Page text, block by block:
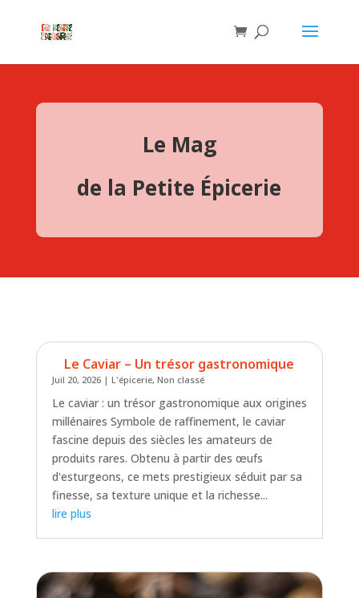
Le Mag
de la Petite Épicerie
Le Caviar – Un trésor gastronomique
Juil 20, 2026| L'épicerie, Non classé
Le caviar : un trésor gastronomique aux origines
millénaires Symbole de raffinement, le caviar
fascine depuis des siècles les amateurs de
produits rares. Obtenu à partir des œufs
d'esturgeons, ce mets prestigieux séduit par sa
finesse, sa texture unique et la richesse...
lire plus